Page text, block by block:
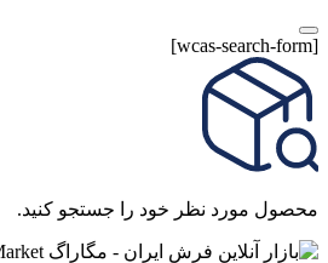
[wcas-search-form]
محصول مورد نظر خود را جستجو کنید.